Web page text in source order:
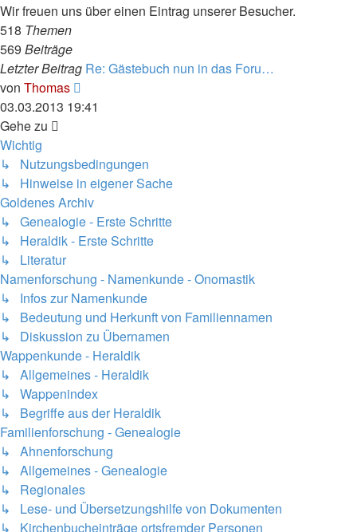
Wir freuen uns über einen Eintrag unserer Besucher.
518 Themen
569 Beiträge
Letzter Beitrag Re: Gästebuch nun in das Foru…
von Thomas
Beitrag
03.03.2013 19:41
Gehe zu
Wichtig
↳ Nutzungsbedingungen
↳ Hinweise in eigener Sache
Goldenes Archiv
↳ Genealogie - Erste Schritte
↳ Heraldik - Erste Schritte
↳ Literatur
Namenforschung - Namenkunde - Onomastik
↳ Infos zur Namenkunde
↳ Bedeutung und Herkunft von Familiennamen
↳ Diskussion zu Übernamen
Wappenkunde - Heraldik
↳ Allgemeines - Heraldik
↳ Wappenindex
↳ Begriffe aus der Heraldik
Familienforschung - Genealogie
↳ Ahnenforschung
↳ Allgemeines - Genealogie
↳ Regionales
↳ Lese- und Übersetzungshilfe von Dokumenten
↳ Kirchenbucheinträge ortsfremder Personen